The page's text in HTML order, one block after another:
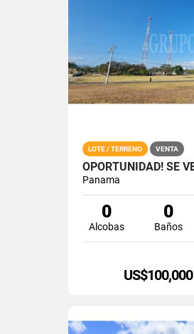
LOTE / TERRENO VENTA
Panama
0
Alcobas
0
Baños
US$100,000